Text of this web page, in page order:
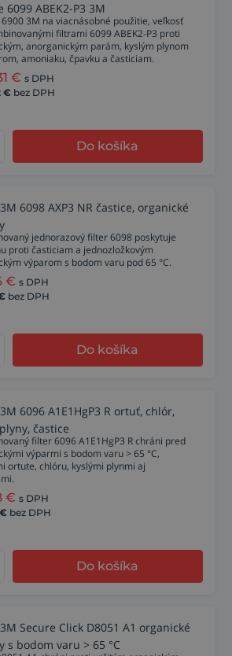
6099 ABEK2-P3 3M
3M na viacnásobné použitie, veľkosť
filtrami 6099 ABEK2-P3 proti
anorganickým parám, kyslým plynom
amoniaku, čpavku a časticiam.
€ s DPH
€ bez DPH
Do košíka
6098 AXP3 NR častice, organické
jednorazový filter 6098 poskytuje
proti časticiam a jednozložkovým
výparom s bodom varu pod 65 °C.
€ s DPH
bez DPH
Do košíka
6096 A1E1HgP3 R ortuť, chlór,
častice
filter 6096 A1E1HgP3 R chráni pred
výparmi s bodom varu > 65 °C,
ortute, chlóru, kyslými plynmi aj
€ s DPH
€ bez DPH
Do košíka
Secure Click D8051 A1 organické
s bodom varu > 65 °C